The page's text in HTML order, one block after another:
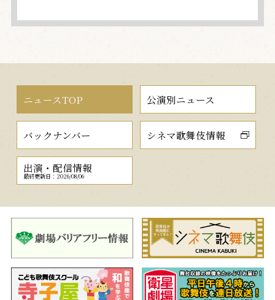
ニュースTOP 公演別ニュース
バックナンバー シネマ歌舞伎情報
出演・配信情報
最終更新日：2026/08/06